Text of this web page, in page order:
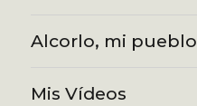
Alcorlo, mi pueblo
Mis Vídeos